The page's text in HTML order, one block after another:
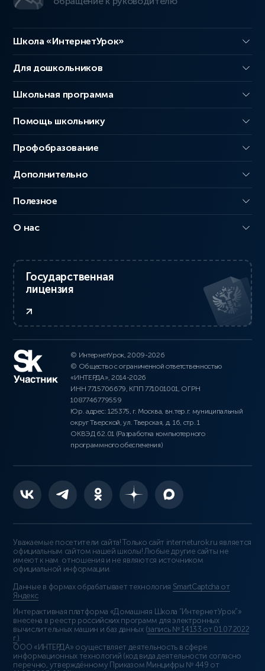
Школа «ИнтернетУрок»
Для дошкольников
Школьная программа
Помощь школьнику
Профобразование
Дополнительно
Полезное
О нас
Государственная
лицензия
© ИнтернетУрок, 2009-2026
© Общество с ограниченной ответственностью
«ИНТЕРДА», 2014-2026
ИНН 7715706679, КПП 771001001, ОГРН
1087746779559
Юр. адрес: 125375, г. Москва, вн.тер.г. муниципальный
округ Тверской, ул. Тверская, д. 16, стр. 1
ОКВЭД 62.01 (Разработка компьютерного
программного обеспечения)
Уважаемые посетители сайта! Только сайт interneturok.ru является
официальным сайтом нашей школы! Любые другие сайты не
имеют к нам отношения и не являются источником
официальной информации.
Данные в формах обрабатывает технология SmartCaptcha от
Яндекс
Интерактивная платформа «Домашняя Школа “ИнтернетУрок”»
внесена в реестр российских программ для электронных
вычислительных машин и баз данных (запись № 14133 от 01.07.2022
г.).
ООО «ИНТЕРДА» осуществляет деятельность в сфере
информационных технологий (код вида деятельности согласно
перечню, утверждённому Приказом Минцифры № 449 от